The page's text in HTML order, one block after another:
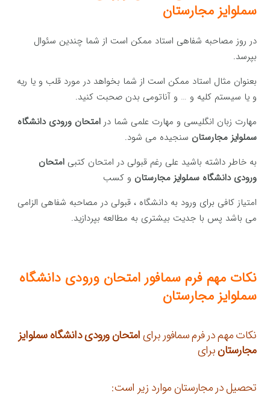
سملوایز مجارستان
در روز مصاحبه شفاهی استاد ممکن است از شما چندین سئوال
بپرسد.
بعنوان مثال استاد ممکن است از شما بخواهد در مورد قلب و یا ریه
و یا سیستم کلیه و … و آناتومی بدن صحبت کنید.
مهارت زبان انگلیسی و مهارت علمی شما درامتحان ورودی دانشگاه
سملوایز مجارستان سنجیده می شود.
به خاطر داشته باشید علی رغم قبولی در امتحان کتبیامتحان
ورودی دانشگاه سملوایز مجارستان و کسب
امتیاز کافی برای ورود به دانشگاه ، قبولی در مصاحبه شفاهی الزامی
می باشد پس با جدیت بیشتری به مطالعه بپردازید.
نکات مهم فرم سمافور امتحان ورودی دانشگاه
سملوایز مجارستان
نکات مهم در فرم سمافور برایامتحان ورودی دانشگاه سملوایز
مجارستانبرای
تحصیل در مجارستان موارد زیر است: